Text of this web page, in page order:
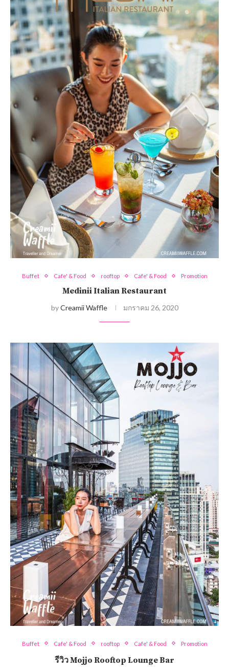
Buffet Cafe' & Food rooftop Cafe' & Food Promotion
Medinii Italian Restaurant
byCreamii Waffle มกราคม 26, 2020
Buffet Cafe' & Food rooftop Cafe' & Food Promotion
รีวิว Mojjo Rooftop Lounge Bar